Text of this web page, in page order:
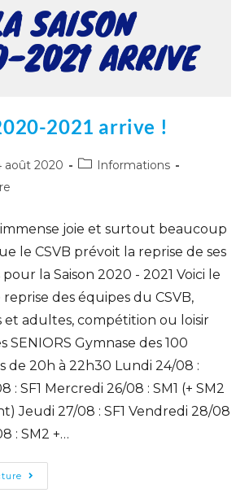
2021 arrive !
août 2020
Informations
joie et surtout beaucoup
le CSVB prévoit la reprise de ses
la Saison 2020 - 2021 Voici le
des équipes du CSVB,
et adultes, compétition ou loisir
SENIORS Gymnase des 100
de 20h à 22h30 Lundi 24/08 :
: SF1 Mercredi 26/08 : SM1 (+ SM2
Jeudi 27/08 : SF1 Vendredi 28/08
: SM2 +…